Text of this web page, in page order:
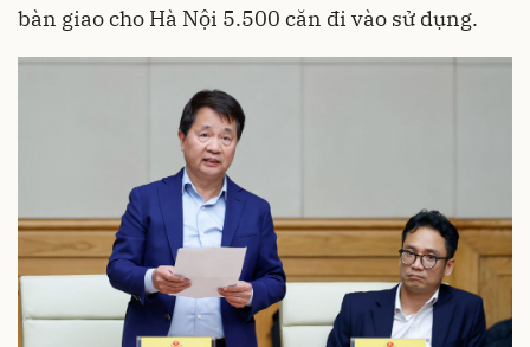
bàn giao cho Hà Nội 5.500 căn đi vào sử dụng.